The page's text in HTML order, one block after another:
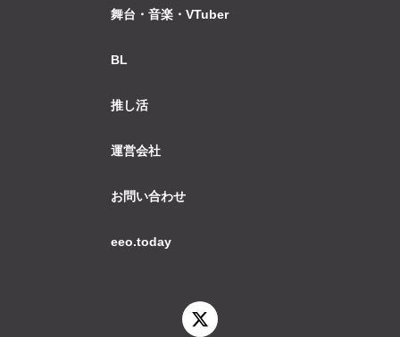
舞台・音楽・VTuber
BL
推し活
運営会社
お問い合わせ
eeo.today